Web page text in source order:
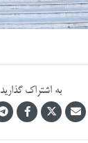
به اشتراک گذارید